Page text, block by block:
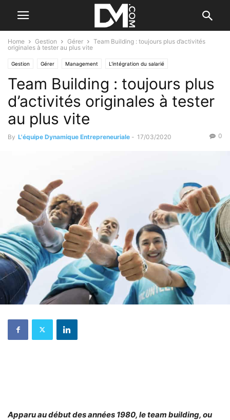
Home Gestion Gérer
Team Building : toujours plus d’activités
originales à tester au plus vite
Gestion Gérer Management L'intégration du salarié
Le B.A. BA des RH
Team Building : toujours plus
d’activités originales à tester
au plus vite
By L'équipe Dynamique Entrepreneuriale - 17/03/2020 0
Apparu au début des années 1980, le team building, ou